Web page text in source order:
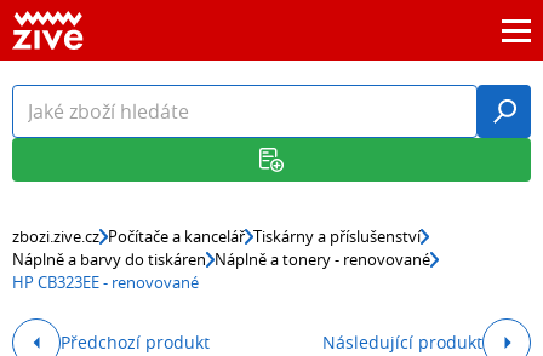
zbozi.zive.cz Počítače a kancelář Tiskárny a příslušenství
Náplně a barvy do tiskáren Náplně a tonery - renovované
HP CB323EE - renovované
Předchozí produkt Následující produkt